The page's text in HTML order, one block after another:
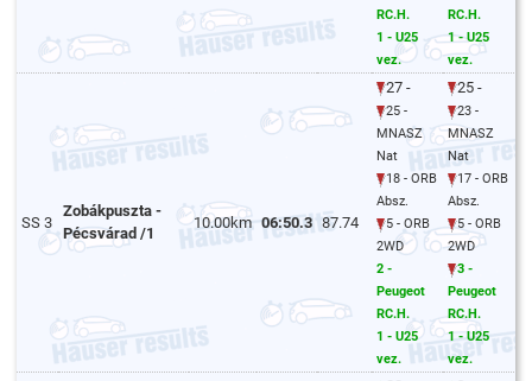
RC.H.
1 - U25
vez.
RC.H.
1 - U25
vez.
SS 3
Zobákpuszta -
Pécsvárad /1
10.00km 06:50.3 87.74
27 -
25 -
MNASZ
Nat
18 - ORB
Absz.
5 - ORB
2WD
2 -
Peugeot
RC.H.
1 - U25
vez.
25 -
23 -
MNASZ
Nat
17 - ORB
Absz.
5 - ORB
2WD
3 -
Peugeot
RC.H.
1 - U25
vez.